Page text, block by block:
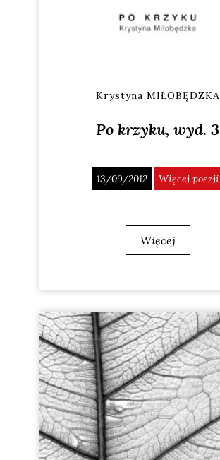
Krystyna MIŁOBĘDZKA
Po krzyku, wyd. 3
13/09/2012 Więcej poezji
Więcej